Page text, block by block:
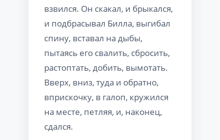
взвился. Он скакал, и брыкался,
и подбрасывал Билла, выгибал
спину, вставал на дыбы,
пытаясь его свалить, сбросить,
растоптать, добить, вымотать.
Вверх, вниз, туда и обратно,
вприскочку, в галоп, кружился
на месте, петляя, и, наконец,
сдался.